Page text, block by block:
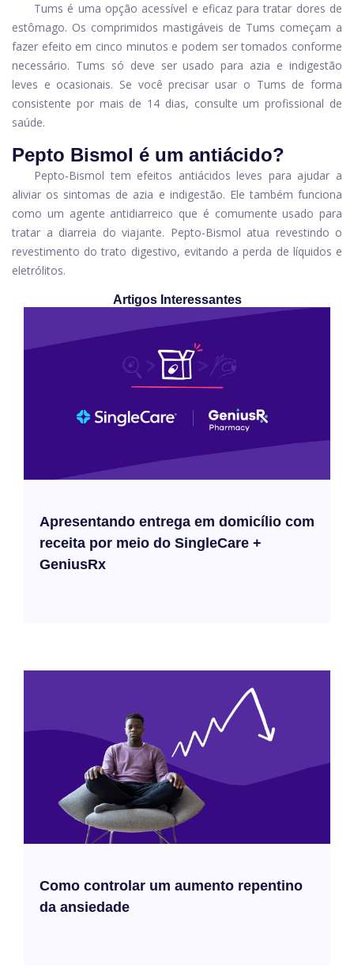
Tums é uma opção acessível e eficaz para tratar dores de
estômago. Os comprimidos mastigáveis ​​de Tums começam a
fazer efeito em cinco minutos e podem ser tomados conforme
necessário. Tums só deve ser usado para azia e indigestão
leves e ocasionais. Se você precisar usar o Tums de forma
consistente por mais de 14 dias, consulte um profissional de
saúde.
Pepto Bismol é um antiácido?
Pepto-Bismol tem efeitos antiácidos leves para ajudar a
aliviar os sintomas de azia e indigestão. Ele também funciona
como um agente antidiarreico que é comumente usado para
tratar a diarreia do viajante. Pepto-Bismol atua revestindo o
revestimento do trato digestivo, evitando a perda de líquidos e
eletrólitos.
Artigos Interessantes
Apresentando entrega em domicílio com
receita por meio do SingleCare +
GeniusRx
Como controlar um aumento repentino
da ansiedade